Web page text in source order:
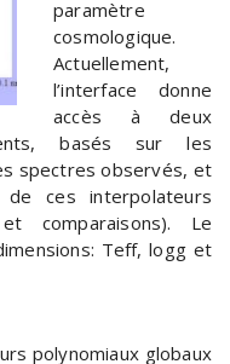
paramètre
cosmologique.
Actuellement,
l’interface donne
accès à deux
basés sur les
spectres observés, et
ces interpolateurs
comparaisons). Le
Teff, logg et
polynomiaux globaux